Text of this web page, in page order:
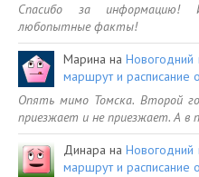
Спасибо за информацию!
любопытные факты!
Марина на
маршрут и расписание
Опять мимо Томска. Второй
приезжает и не приезжает. А в
Динара на
маршрут и расписание